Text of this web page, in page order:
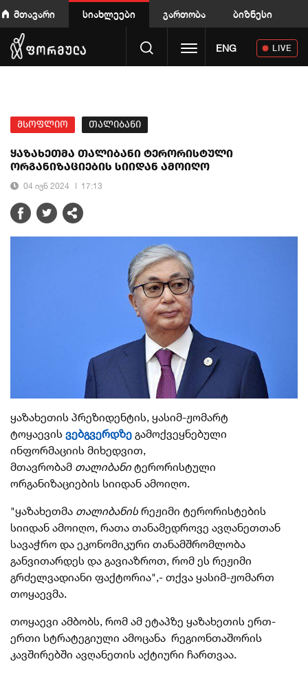
მთავარი სიახლეები გართობა ბიზნესი
Toggle navigation
ENG LIVE
მსოფლიო თალიბანი
ყაზახეთმა თალიბანი ტერორისტული
ორგანიზაციების სიიდან ამოიღო
04 ივნ 2024 17:13
ყაზახეთის პრეზიდენტის, ყასიმ-ჟომარტ
ტოყაევის ვებგვერდზე გამოქვეყნებული
ინფორმაციის მიხედვით,
მთავრობამ თალიბანიტერორისტული
ორგანიზაციების სიიდან ამოიღო.
"ყაზახეთმა თალიბანის რეჟიმი ტერორისტების
სიიდან ამოიღო, რათა თანამედროვე ავღანეთთან
სავაჭრო და ეკონომიკური თანამშრომლობა
განვითარდეს და გავიაზროთ, რომ ეს რეჟიმი
გრძელვადიანი ფაქტორია",- თქვა ყასიმ-ჟომართ
თოყაევმა.
თოყაევი ამბობს, რომ ამ ეტაპზე ყაზახეთის ერთ-
ერთი სტრატეგიული ამოცანა რეგიონთაშორის
კავშირებში ავღანეთის აქტიური ჩართვაა.